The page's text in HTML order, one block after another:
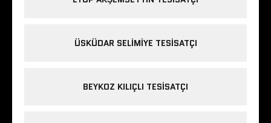
ÜSKÜDAR SELIMIYE TESISATÇI
BEYKOZ KILIÇLI TESISATÇI